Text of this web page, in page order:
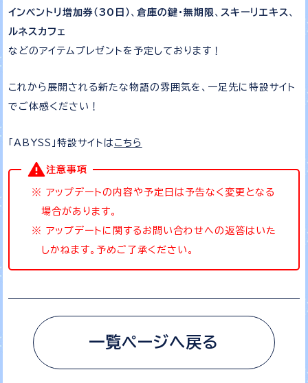
インベントリ増加券（30日） 、 倉庫の鍵・無期限、 スキーリエキス 、
ルネスカフェ
などのアイテムプレゼントを予定しております！
これから展開される新たな物語の雰囲気を、一足先に特設サイト
でご体感ください！
「ABYSS」特設サイトは こちら
注意事項
アップデートの内容や予定日は予告なく変更となる
場合があります。
アップデートに関するお問い合わせへの返答はいた
しかねます。予めご了承ください。
一覧ページへ戻る